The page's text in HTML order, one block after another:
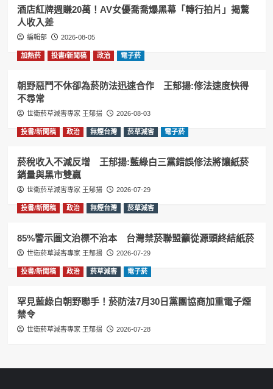
酒店紅牌週賺20萬！AV女優喬喬爆黑幕「轉行拍片」揭驚
人收入差
編輯部 2026-08-05
加熱菸 投書/新聞稿 政治 電子菸
朝野惡鬥不休卻為菸防法迅速合作 王郁揚:修法速度快得
不尋常
世衛菸草減害專家 王郁揚 2026-08-03
投書/新聞稿 政治 無煙台灣 菸草減害 電子菸
菸稅收入不減反增 王郁揚:藍綠白三黨錯誤修法將讓紙菸
銷量與黑市雙贏
世衛菸草減害專家 王郁揚 2026-07-29
投書/新聞稿 政治 無煙台灣 菸草減害
85%警示圖文治標不治本 台灣禁菸聯盟籲從源頭終結紙菸
世衛菸草減害專家 王郁揚 2026-07-29
投書/新聞稿 政治 菸草減害 電子菸
罕見藍綠白朝野聯手！菸防法7月30日黨團協商加重電子煙
禁令
世衛菸草減害專家 王郁揚 2026-07-28